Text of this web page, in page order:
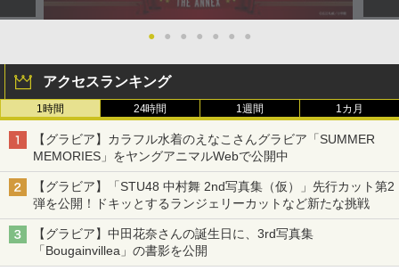
● ● ● ● ● ● ●
アクセスランキング
1時間 24時間 1週間 1カ月
【グラビア】カラフル水着のえなこさんグラビア「SUMMER
MEMORIES」をヤングアニマルWebで公開中
【グラビア】「STU48 中村舞 2nd写真集（仮）」先行カット第2
弾を公開！ドキッとするランジェリーカットなど新たな挑戦
【グラビア】中田花奈さんの誕生日に、3rd写真集
「Bougainvillea」の書影を公開